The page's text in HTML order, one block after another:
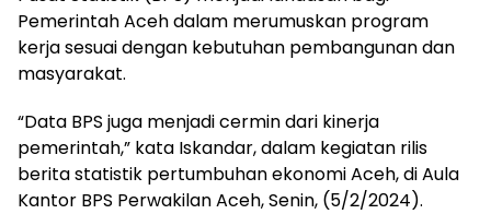
Pemerintah Aceh dalam merumuskan program
kerja sesuai dengan kebutuhan pembangunan dan
masyarakat.
“Data BPS juga menjadi cermin dari kinerja
pemerintah,” kata Iskandar, dalam kegiatan rilis
berita statistik pertumbuhan ekonomi Aceh, di Aula
Kantor BPS Perwakilan Aceh, Senin, (5/2/2024).